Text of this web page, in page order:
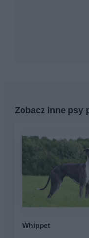
Zobacz inne psy
Whippet